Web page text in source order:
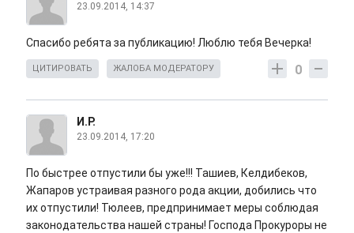
23.09.2014, 14:37
Спасибо ребята за публикацию! Люблю тебя Вечерка!
0
ЦИТИРОВАТЬ ЖАЛОБА МОДЕРАТОРУ
И.Р.
23.09.2014, 17:20
По быстрее отпустили бы уже!!! Ташиев, Келдибеков,
Жапаров устраивая разного рода акции, добились что
их отпустили! Тюлеев, предпринимает меры соблюдая
законодательства нашей страны! Господа Прокуроры не